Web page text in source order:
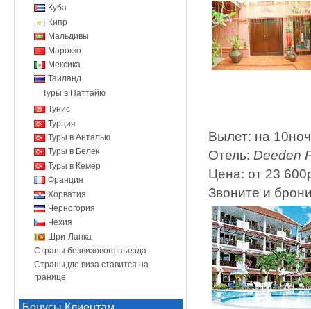
Вылет: на
Отель: Deeden
Цена: от 23
Звоните и
Куба
Кипр
Мальдивы
Марокко
Мексика
Таиланд
Туры в Паттайю
Тунис
Турция
Туры в Анталью
Туры в Белек
Туры в Кемер
Франция
Хорватия
Черногория
Чехия
Шри-Ланка
Страны безвизового въезда
Страны,где виза ставится на
границе